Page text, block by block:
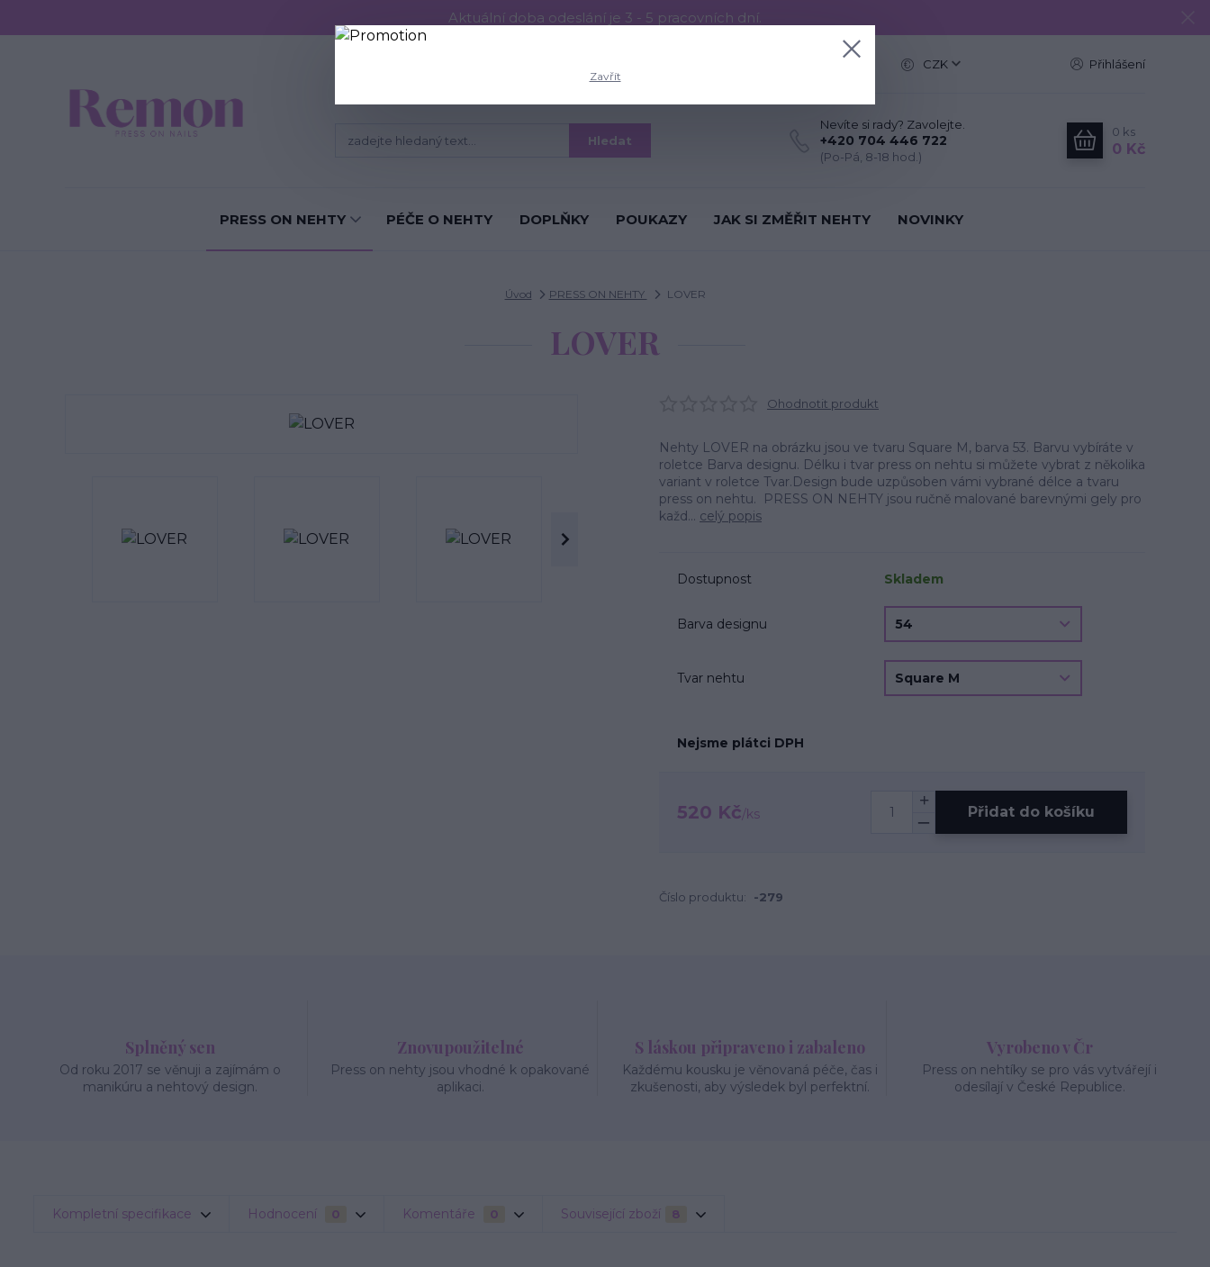
Aktuální doba odeslání je 3 - 5 pracovních dní.
CZK Přihlášení
Hledat
Nevíte si rady? Zavolejte.
+420 704 446 722
(Po-Pá, 8-18 hod.)
0 ks
0 Kč
PRESS ON NEHTY PÉČE O NEHTY DOPLŇKY POUKAZY JAK SI ZMĚŘIT NEHTY NOVINKY
Úvod PRESS ON NEHTY LOVER
LOVER
Ohodnotit produkt
Nehty LOVER na obrázku jsou ve tvaru Square M, barva 53. Barvu vybíráte v
roletce Barva designu. Délku i tvar press on nehtu si můžete vybrat z několika
variant v roletce Tvar.Design bude uzpůsoben vámi vybrané délce a tvaru
press on nehtu. PRESS ON NEHTY jsou ručně malované barevnými gely pro
každ... celý popis
Dostupnost Skladem
Barva designu
Tvar nehtu
Nejsme plátci DPH
520 Kč/ks Přidat do košíku
Číslo produktu: -279
Splněný sen
Od roku 2017 se věnuji a zajímám o
manikúru a nehtový design.
Znovupoužitelné
Press on nehty jsou vhodné k opakované
aplikaci.
S láskou připraveno i zabaleno
Každému kousku je věnovaná péče, čas i
zkušenosti, aby výsledek byl perfektní.
Vyrobeno v Čr
Press on nehtíky se pro vás vytvářejí i
odesílají v České Republice.
Kompletní specifikace Hodnocení 0 Komentáře 0 Související zboží 8
Zavřít